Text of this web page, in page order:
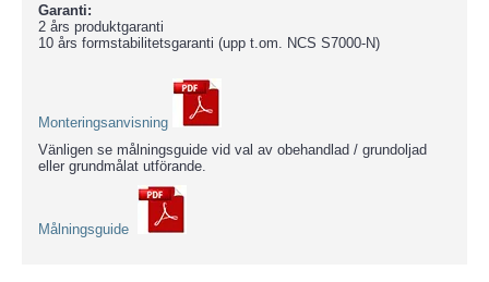
Garanti:
2 års produktgaranti
10 års formstabilitetsgaranti (upp t.om. NCS S7000-N)
Monteringsanvisning
Vänligen se målningsguide vid val av obehandlad / grundoljad
eller grundmålat utförande.
Målningsguide